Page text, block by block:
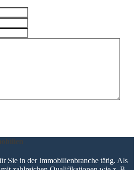
Sie in der Immobilienbranche tätig. Als